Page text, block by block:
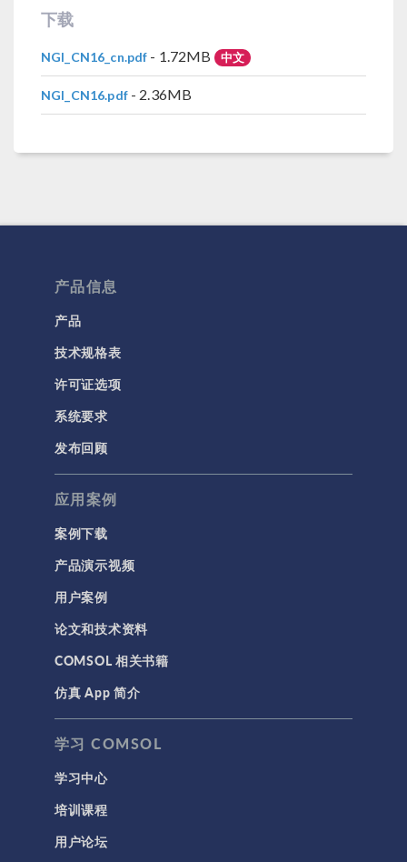
下载
NGI_CN16_cn.pdf - 1.72MB 中文
NGI_CN16.pdf- 2.36MB
产品信息
产品
技术规格表
许可证选项
系统要求
发布回顾
应用案例
案例下载
产品演示视频
用户案例
论文和技术资料
COMSOL 相关书籍
仿真 App 简介
学习 COMSOL
学习中心
培训课程
用户论坛